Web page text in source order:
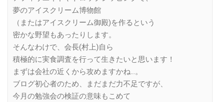
夢のアイスクリーム博物館
（またはアイスクリーム御殿)を作るという
密かな野望もあったりします。
そんなわけで、会長(村上)自ら
積極的に実食調査を行って生きたいと思います！
まずは会社の近くから攻めますかね…。
ブログ初心者のため、まだまだ力不足ですが、
今月の勉強会の検証の意味もこめて